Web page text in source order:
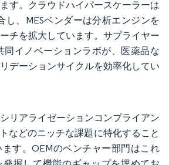
す。クラウドハイパースケーラーは
し、MESベンダーは分析エンジンを
チを拡大しています。サプライヤー
同イノベーションラボが、医薬品な
デーションサイクルを効率化してい
リアライゼーションコンプライアン
などのニッチな課題に特化すること
す。OEMのベンチャー部門はこれ